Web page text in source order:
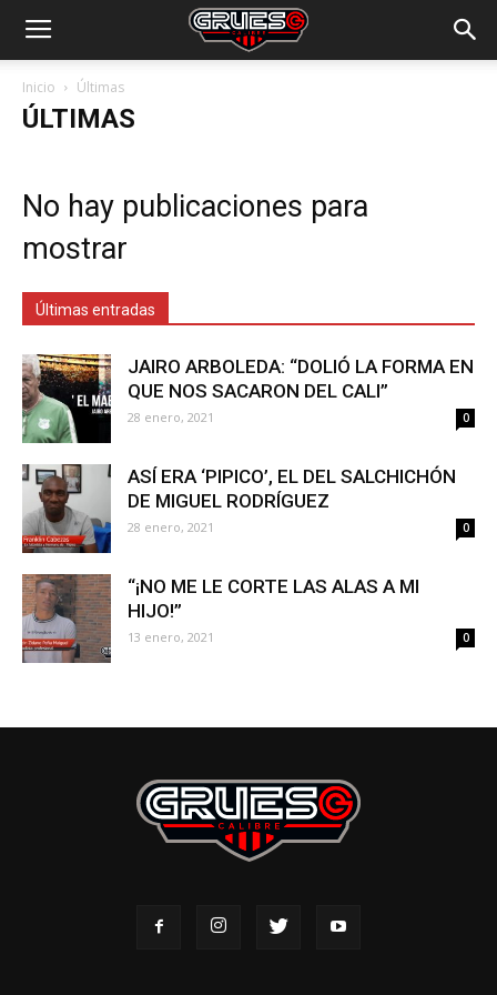
Inicio Últimas
ÚLTIMAS
No hay publicaciones para
mostrar
Últimas entradas
JAIRO ARBOLEDA: “DOLIÓ LA FORMA EN
QUE NOS SACARON DEL CALI”
28 enero, 2021 0
ASÍ ERA ‘PIPICO’, EL DEL SALCHICHÓN
DE MIGUEL RODRÍGUEZ
28 enero, 2021 0
“¡NO ME LE CORTE LAS ALAS A MI
HIJO!”
13 enero, 2021 0